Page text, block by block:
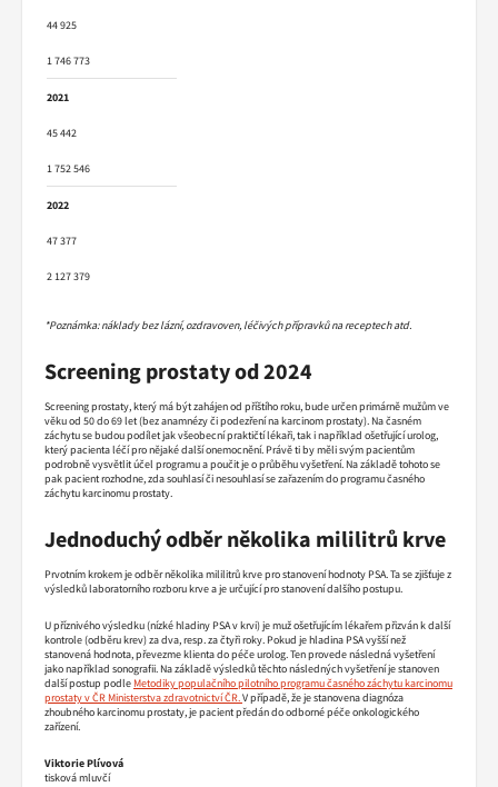
44 925
1 746 773
2021
45 442
1 752 546
2022
47 377
2 127 379
*Poznámka: náklady bez lázní, ozdravoven, léčivýchpřípravků na receptech atd.
Screening prostaty od 2024
Screening prostaty, který má být zahájen od příštího roku, bude určen primárně mužům ve
věku od 50 do 69 let (bez anamnézy či podezření na karcinom prostaty). Na časném
záchytu se budou podílet jak všeobecní praktičtí lékaři, tak i například ošetřující urolog,
který pacienta léčí pro nějaké další onemocnění. Právě ti by měli svým pacientům
podrobně vysvětlit účel programu a poučit je o průběhu vyšetření. Na základě tohoto se
pak pacient rozhodne, zda souhlasí či nesouhlasí se zařazením do programu časného
záchytu karcinomu prostaty.
Jednoduchý odběr několika mililitrů krve
Prvotním krokem je odběr několika mililitrů krve pro stanovení hodnoty PSA. Ta se zjišťuje z
výsledků laboratorního rozboru krve a je určující pro stanovení dalšího postupu.
U příznivého výsledku (nízké hladiny PSA v krvi) je muž ošetřujícím lékařem přizván k další
kontrole (odběru krev) za dva, resp. za čtyři roky. Pokud je hladina PSA vyšší než
stanovená hodnota, převezme klienta do péče urolog. Ten provede následná vyšetření
jako například sonografii. Na základě výsledků těchto následných vyšetření je stanoven
další postup podle Metodiky populačního pilotního programu časného záchytu karcinomu
prostaty v ČR Ministerstva zdravotnictví ČR.V případě, že je stanovena diagnóza
zhoubného karcinomu prostaty, je pacient předán do odborné péče onkologického
zařízení.
Viktorie Plívová
tisková mluvčí